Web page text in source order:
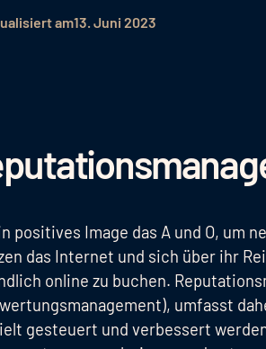
am13. Juni 2023
positives Image das A und O, um
das Internet und sich über ihr
online zu buchen.
umfasst
gesteuert und verbessert